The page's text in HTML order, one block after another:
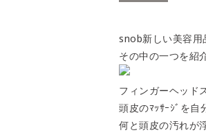
snob新しい美容用
その中の一つを紹
フィンガーヘッド
頭皮のﾏｯｻｰｼﾞを自
何と頭皮の汚れが